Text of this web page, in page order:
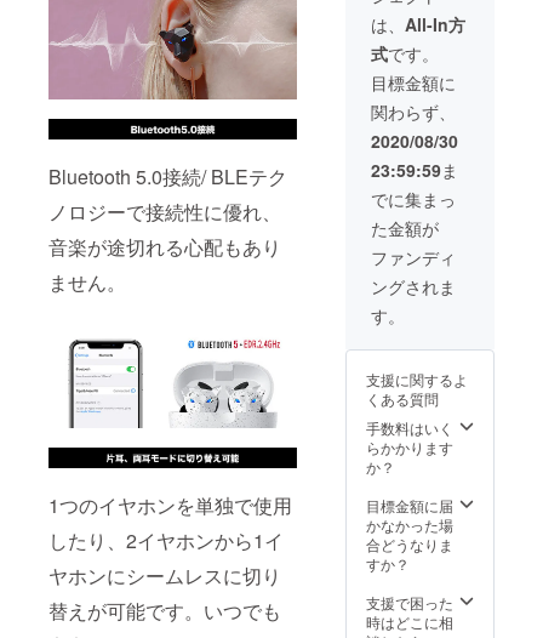
Bluetooth 5.0接続/ BLEテク
ノロジーで接続性に優れ、
音楽が途切れる心配もあり
ません。
1つのイヤホンを単独で使用
したり、2イヤホンから1イ
ヤホンにシームレスに切り
替えが可能です。いつでも
可能性
もござ
いま
す。
回る皆
様から
ご支援
を頂
き、現
在進め
ている
環境か
ら量産
体制を
更に整
えるこ
とがで
きた場
合、正
規販売
格より
下がる
可能性
もござ
いま
す。
す。 ※
ご支援
想定を
上回っ
た場
合、製
造工程
上の都
合等に
より出
荷時期
が遅れ
る場合
がござ
いま
ジェク
トを通
して想
定を上
回る皆
様から
き、現
在進め
ている
体制を
更に整
品・返
金はお
受けい
たしか
ねま
す。 ※
開発中
につき
まして
は、デ
ザイ
ン・仕
様が一
部変更
もござ
いま
す。 ※
ご支援
の数が
想定を
合、製
造工程
上の都
荷時期
が遅れ
の他詳
細は製
品概要
でご確
認くだ
さい ＜
保証期
間＞ 商
品受け
取り日
から１
年間
（初期
不良の
み対
項＞ ※
使用感
等に関
する返
品・返
金はお
ねま
す。 ※
開発中
まして
は、デ
20%OF
F の
14,000
円(通常
価格
17,680
円) 特典
2：送料
込み ＜
商品詳
細＞ 製
品名：
Tiger&
Roseワ
イヤレ
ラー：
ゴール
ド ※そ
の他詳
細は製
品概要
認くだ
さい ＜
保証期
間＞ 商
取り日
から１
は、 All-In方
式です。
目標金額に
関わらず、
2020/08/30
23:59:59ま
でに集まっ
た金額が
ファンディ
ングされま
す。
支援に関するよ
くある質問
手数料はいく
らかかります
か？
目標金額に届
かなかった場
合どうなりま
すか？
支援で困った
時はどこに相